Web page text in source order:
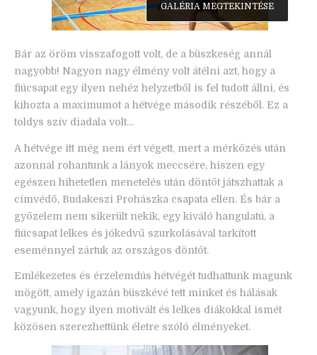
GALÉRIA MEGTEKINTÉSE
Bár az öröm visszafogott volt, de a büszkeség annál
nagyobb! Nagyon nagy élmény volt átélni azt, hogy a
fiúcsapat egy ilyen nehéz helyzetből is fel tudott állni, és
kihozta a maximumot a hétvége második részéből. Ez a
toldys szív diadala volt…
A hétvége itt még nem ért végett, mert a mérkőzés után
azonnal rohantunk a lányok meccsére, hiszen egy
egészen hihetetlen menetelés után döntőt játszhattak a
címvédő, Budakeszi Prohászka csapata ellen. És bár a
győzelem nem sikerült nekik, egy kiváló hangulatú, a
fiúcsapat lelkes és jókedvű szurkolásával tarkított
eseménnyel zártuk az országos döntőt.
Emlékezetes és érzelemdús hétvégét tudhattunk magunk
mögött, amely igazán büszkévé tett minket és hálásak
vagyunk, hogy ilyen motivált és lelkes diákokkal ismét
közösen szerezhettünk életre szóló élményeket.